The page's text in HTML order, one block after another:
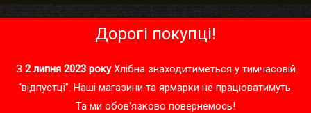
Дорогі покупці!
З 2 липня 2023 рокуХлібна знаходитиметься у тимчасовій
“відпустці”. Наші магазини та ярмарки не працюватимуть.
Та ми обов'язково повернемось!